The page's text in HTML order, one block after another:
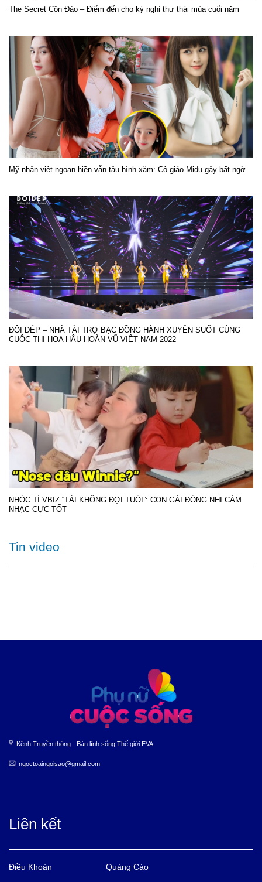
The Secret Côn Đảo – Điểm đến cho kỳ nghỉ thư thái mùa cuối năm
Mỹ nhân việt ngoan hiền vẫn tậu hình xăm: Cô giáo Midu gây bất ngờ
ĐÔI DÉP – NHÀ TÀI TRỢ BẠC ĐỒNG HÀNH XUYÊN SUỐT CÙNG
CUỘC THI HOA HẬU HOÀN VŨ VIỆT NAM 2022
NHÓC TÌ VBIZ “TÀI KHÔNG ĐỢI TUỔI”: CON GÁI ĐÔNG NHI CẢM
NHẠC CỰC TỐT
Tin video
Kênh Truyền thông - Bản lĩnh sống Thế giới EVA
ngoctoaingoisao@gmail.com
Liên kết
Điều Khoản Quảng Cáo